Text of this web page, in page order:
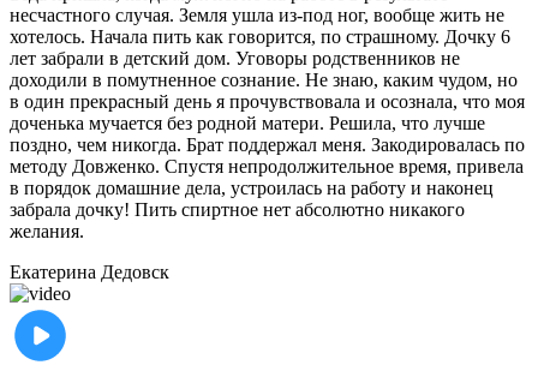
несчастного случая. Земля ушла из-под ног, вообще жить не
хотелось. Начала пить как говорится, по страшному. Дочку 6
лет забрали в детский дом. Уговоры родственников не
доходили в помутненное сознание. Не знаю, каким чудом, но
в один прекрасный день я прочувствовала и осознала, что моя
доченька мучается без родной матери. Решила, что лучше
поздно, чем никогда. Брат поддержал меня. Закодировалась по
методу Довженко. Спустя непродолжительное время, привела
в порядок домашние дела, устроилась на работу и наконец
забрала дочку! Пить спиртное нет абсолютно никакого
желания.
Екатерина Дедовск